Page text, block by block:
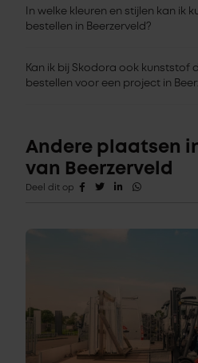
In welke kleuren en stijlen kan ik
bestellen in Beerzerveld?
Kan ik bij Skodora ook kunststof
bestellen voor een project in
Andere plaatsen
van Beerzerveld
Deel dit op